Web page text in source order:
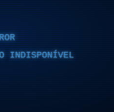
INDISPONÍVEL